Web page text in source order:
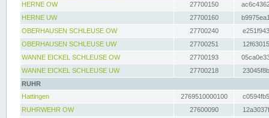
HERNE OW
27700150
HERNE UW
27700160
OBERHAUSEN SCHLEUSE OW
27700240
OBERHAUSEN SCHLEUSE UW
27700251
WANNE EICKEL SCHLEUSE OW
27700193
WANNE EICKEL SCHLEUSE UW
27700218
RUHR
Hattingen
2769510000100
RUHRWEHR OW
27600090